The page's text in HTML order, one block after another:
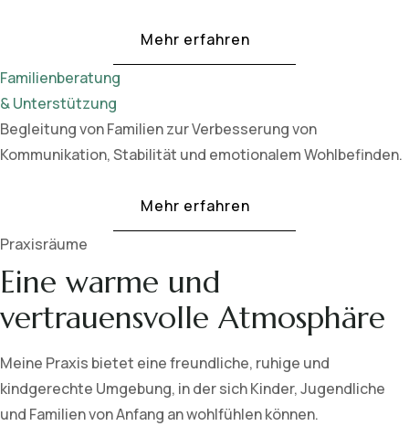
Mehr erfahren
Familienberatung
& Unterstützung
Begleitung von Familien zur Verbesserung von
Kommunikation, Stabilität und emotionalem Wohlbefinden.
Mehr erfahren
Praxisräume
Eine warme und
vertrauensvolle Atmosphäre
Meine Praxis bietet eine freundliche, ruhige und
kindgerechte Umgebung, in der sich Kinder, Jugendliche
und Familien von Anfang an wohlfühlen können.